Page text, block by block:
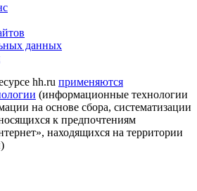
данных
hh.ru применяются
(информационные технологии
на основе сбора, систематизации
к предпочтениям
находящихся на территории